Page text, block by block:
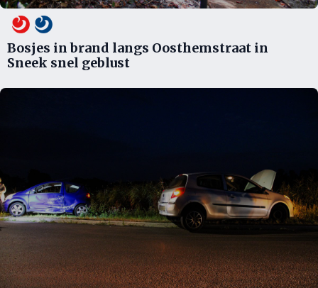
Bosjes in brand langs Oosthemstraat in
Sneek snel geblust